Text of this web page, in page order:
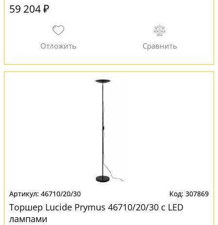
59 204 ₽
46710/20/30 307869
Торшер Lucide Prymus 46710/20/30 с LED
лампами